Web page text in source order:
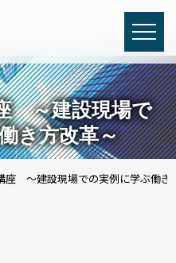
～建設現場で
き方改革～
座 ～建設現場での実例に学ぶ働き